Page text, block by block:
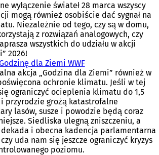
wyłączenie świateł 28 marca wszyscy
mogą również osobiście dać sygnał na
Niezależnie od tego, czy są w domu,
z rozwiązań analogowych, czy
wszystkich do udziału w akcji
2026!
dla Ziemi WWF(
O
t
w
i
e
r
a
s
akcja „Godzina dla Ziemi” również w
ochronie klimatu. Jeśli w tej
ograniczyć ocieplenia klimatu do 1,5
przyrodzie grożą katastrofalne
lasów, susze i powodzie będą coraz
Siedliska ulegną zniszczeniu, a
dekada i obecna kadencja parlamentarna
uda nam się jeszcze ograniczyć kryzys
poziomu.